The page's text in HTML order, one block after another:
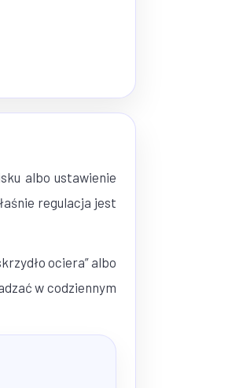
albo ustawienie
regulacja jest
ociera” albo
w codziennym